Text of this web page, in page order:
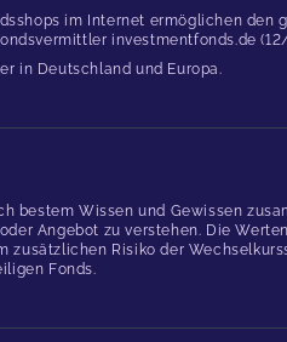
im Internet ermöglichen
investmentfonds.de
in Deutschland und Europa.
bestem Wissen und Gewissen
Angebot zu verstehen. Die
Risiko der
Fonds.